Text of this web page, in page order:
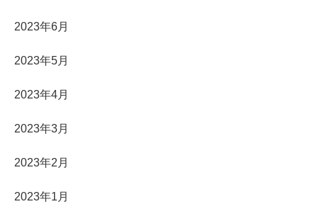
2023年6月
2023年5月
2023年4月
2023年3月
2023年2月
2023年1月